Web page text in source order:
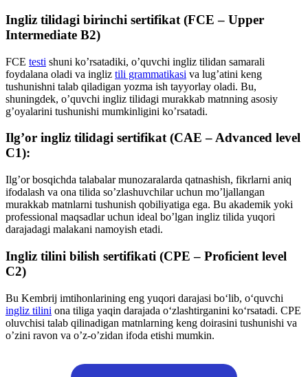
Ingliz tilidagi birinchi sertifikat (FCE – Upper
Intermediate B2)
FCE testi shuni ko’rsatadiki, o’quvchi ingliz tilidan samarali
foydalana oladi va ingliz tili grammatikasi va lug’atini keng
tushunishni talab qiladigan yozma ish tayyorlay oladi. Bu,
shuningdek, o’quvchi ingliz tilidagi murakkab matnning asosiy
g’oyalarini tushunishi mumkinligini ko’rsatadi.
Ilg’or ingliz tilidagi sertifikat (CAE – Advanced level
C1):
Ilg’or bosqichda talabalar munozaralarda qatnashish, fikrlarni aniq
ifodalash va ona tilida so’zlashuvchilar uchun mo’ljallangan
murakkab matnlarni tushunish qobiliyatiga ega. Bu akademik yoki
professional maqsadlar uchun ideal bo’lgan ingliz tilida yuqori
darajadagi malakani namoyish etadi.
Ingliz tilini bilish sertifikati (CPE – Proficient level
C2)
Bu Kembrij imtihonlarining eng yuqori darajasi boʻlib, oʻquvchi
ingliz tilini ona tiliga yaqin darajada oʻzlashtirganini koʻrsatadi. CPE
oluvchisi talab qilinadigan matnlarning keng doirasini tushunishi va
o’zini ravon va o’z-o’zidan ifoda etishi mumkin.